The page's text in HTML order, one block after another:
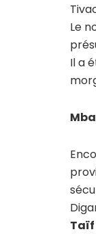
Le
Il a
Taïf